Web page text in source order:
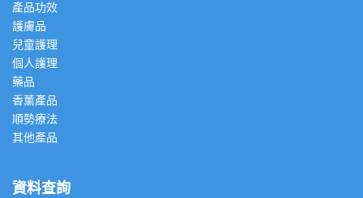
產品功效
護膚品
兒童護理
個人護理
藥品
香薰產品
順勢療法
其他產品
資料查詢